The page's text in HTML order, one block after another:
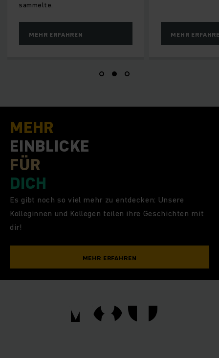
MEHR
EINBLICKE
FÜR
DICH
Es gibt noch so viel mehr zu entdecken: Unsere
Kolleginnen und Kollegen teilen ihre Geschichten mit
dir!
MEHR ERFAHREN
YOU
YOU